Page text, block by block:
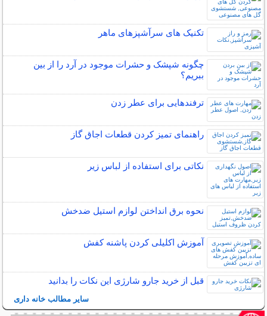
تکنیک های سرآشپزهای ماهر
چگونه شپشک و حشرات موجود در آرد را از بین
ببریم؟
ترفندهایی برای عطر زدن
راهنمای تمیز کردن قطعات اجاق گاز
نکاتی برای استفاده از لباس زیر
نحوه برق انداختن لوازم استیل ضدخش
آموزش اکلیلی کردن پاشنه کفش
قبل از خرید جارو شارژی این نکات را بدانید
سایر مطالب خانه داری